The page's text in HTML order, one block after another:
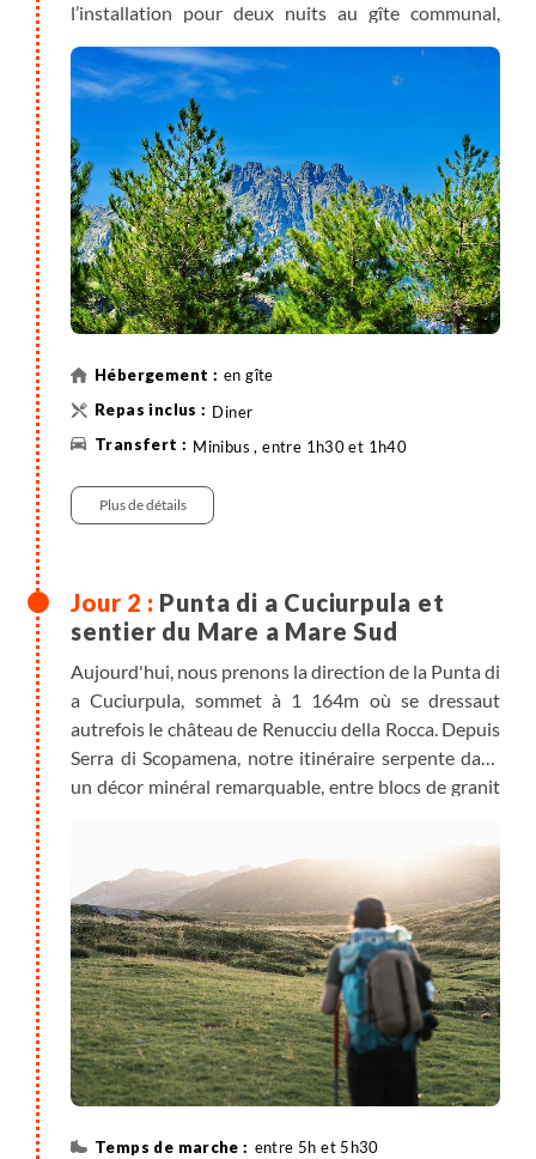
l’installation pour deux nuits au gîte communal,
nous partons explorer le village et ses alentours sur
un sentier du patrimoine, entre ruelles typiques et
panoramas sur les crêtes voisines.
en gîte
Diner
Minibus , entre 1h30 et 1h40
Plus de détails
Punta di a Cuciurpula et
sentier du Mare a Mare Sud
Aujourd'hui, nous prenons la direction de la Punta di
a Cuciurpula, sommet à 1 164m où se dressaut
autrefois le château de Renucciu della Rocca. Depuis
Serra di Scopamena, notre itinéraire serpente dans
un décor minéral remarquable, entre blocs de granit
protohistorique. Les panoramas s’ouvrent sur les
aiguilles de Bavella et la Rocca sauvage. La descente
suit le sentier Mare a Mare Sud en direction
d’Aullène, village plein de caractère et de traditions
pastorales. La journée se termine par une soirée
conviviale et un dîner typiquement corse au gîte.
entre 5h et 5h30